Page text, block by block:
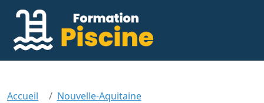
Accueil
Nouvelle-Aquitaine